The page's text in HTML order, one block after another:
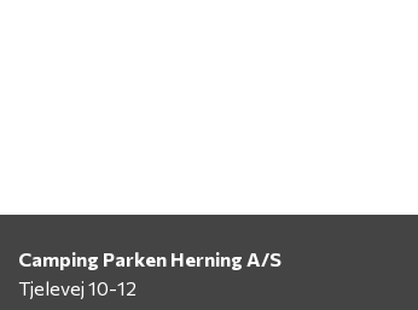
Camping Parken Herning A/S
Tjelevej 10-12